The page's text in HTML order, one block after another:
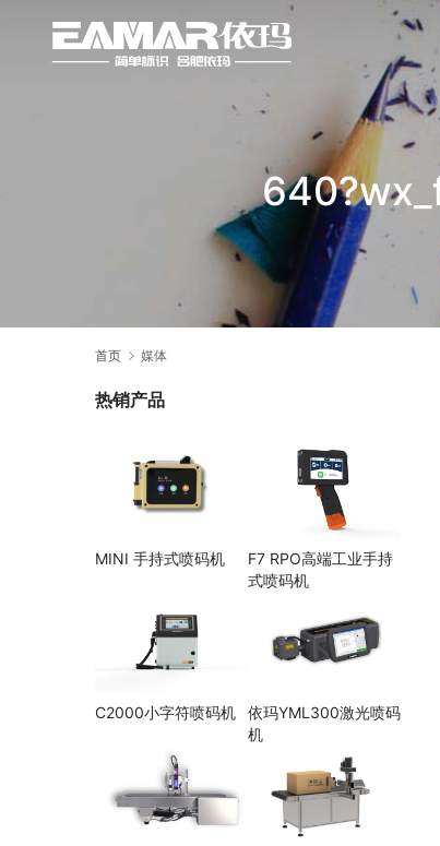
首页 媒体
热销产品
MINI 手持式喷码机
F7 RPO高端工业手持
式喷码机
C2000小字符喷码机
依玛YML300激光喷码
机